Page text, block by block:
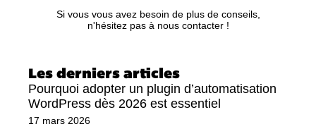
Si vous vous avez besoin de plus de conseils,
n'hésitez pas à nous contacter !
Les derniers articles
Pourquoi adopter un plugin d’automatisation
WordPress dès 2026 est essentiel
17 mars 2026